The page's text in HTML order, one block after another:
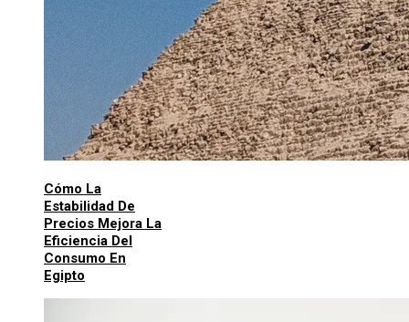
Cómo La
Estabilidad De
Precios Mejora La
Eficiencia Del
Consumo En
Egipto